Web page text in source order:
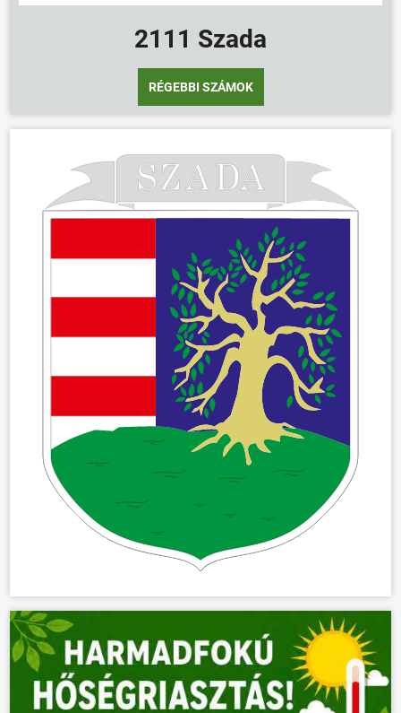
ÖNKORMÁNYZAT
ÜGYINTÉZÉS
HÍREK
VÁLASZTÁSOK
2111 Szada
RÉGEBBI SZÁMOK